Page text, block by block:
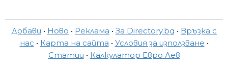
Добави • Ново • Реклама • За Directory.bg • Връзка с
нас • Карта на сайта • Условия за използване •
Статии • Калкулатор Евро Лев